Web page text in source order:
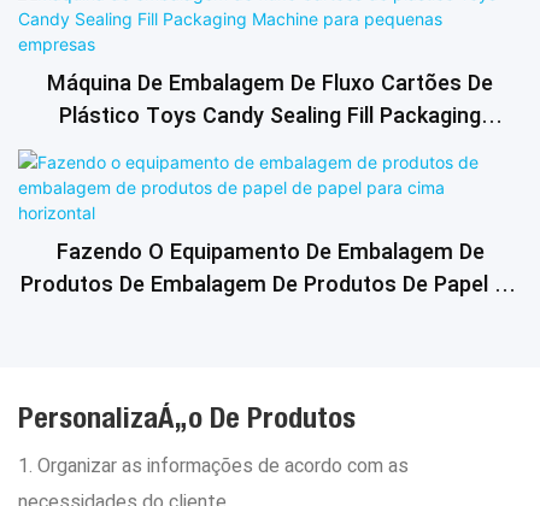
Máquina De Embalagem De Fluxo Cartões De
Plástico Toys Candy Sealing Fill Packaging
Machine Para Pequenas Empresas
Fazendo O Equipamento De Embalagem De
Produtos De Embalagem De Produtos De Papel De
Personalização De Produtos
1. Organizar as informações de acordo com as